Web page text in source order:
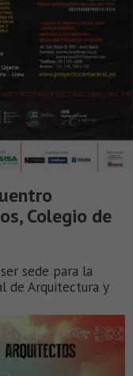
Colegio de
sede para la
de Arquitectura y